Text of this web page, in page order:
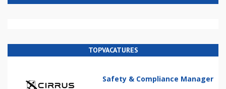
TOPVACATURES
Safety & Compliance Manager